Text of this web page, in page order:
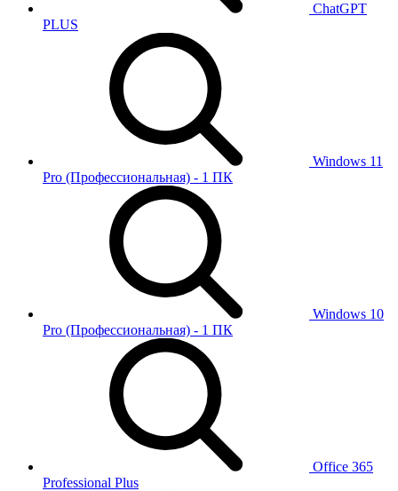
ChatGPT
PLUS
Windows 11
Pro (Профессиональная) - 1 ПК
Windows 10
Pro (Профессиональная) - 1 ПК
Office 365
Professional Plus